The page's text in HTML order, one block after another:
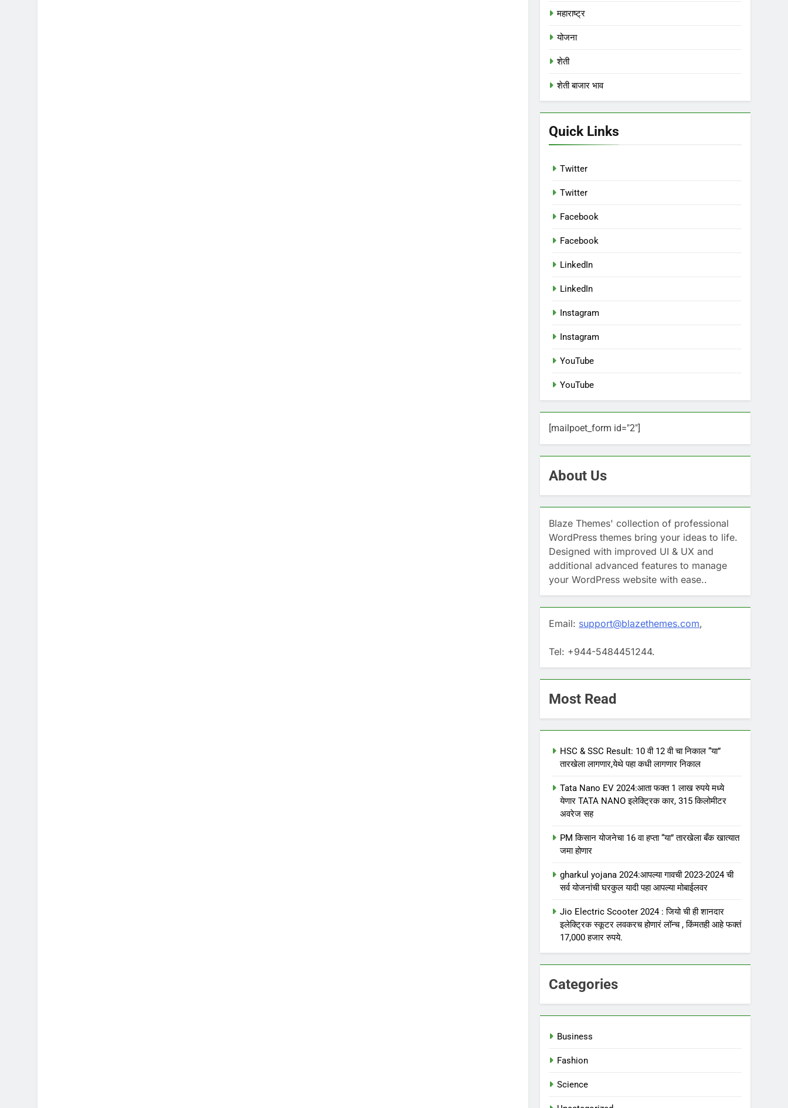
महाराष्ट्र
योजना
शेती
शेती बाजार भाव
Quick Links
Twitter
Twitter
Facebook
Facebook
LinkedIn
LinkedIn
Instagram
Instagram
YouTube
YouTube
[mailpoet_form id="2"]
About Us
Blaze Themes' collection of professional
WordPress themes bring your ideas to life.
Designed with improved UI & UX and
additional advanced features to manage
your WordPress website with ease..
Email: support@blazethemes.com,
Tel: +944-5484451244.
Most Read
HSC & SSC Result: 10 वी 12 वी चा निकाल “या”
तारखेला लागणार,येथे पहा कधी लागणार निकाल
Tata Nano EV 2024:आता फक्त 1 लाख रुपये मध्ये
येणार TATA NANO इलेक्ट्रिक कार, 315 किलोमीटर
अवरेज सह
PM किसान योजनेचा 16 वा हप्ता “या” तारखेला बँक खात्यात
जमा होणार
gharkul yojana 2024:आपल्या गावची 2023-2024 ची
सर्व योजनांची घरकुल यादी पहा आपल्या मोबाईलवर
Jio Electric Scooter 2024 : जियो ची ही शानदार
इलेक्ट्रिक स्कूटर लवकरच होणारं लॉन्च , किंमतही आहे फक्तं
17,000 हजार रुपये.
Categories
Business
Fashion
Science